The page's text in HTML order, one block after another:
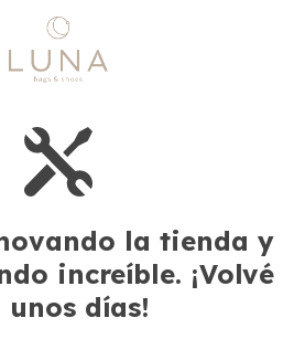
la tienda y
increíble. ¡Volvé
unos días!